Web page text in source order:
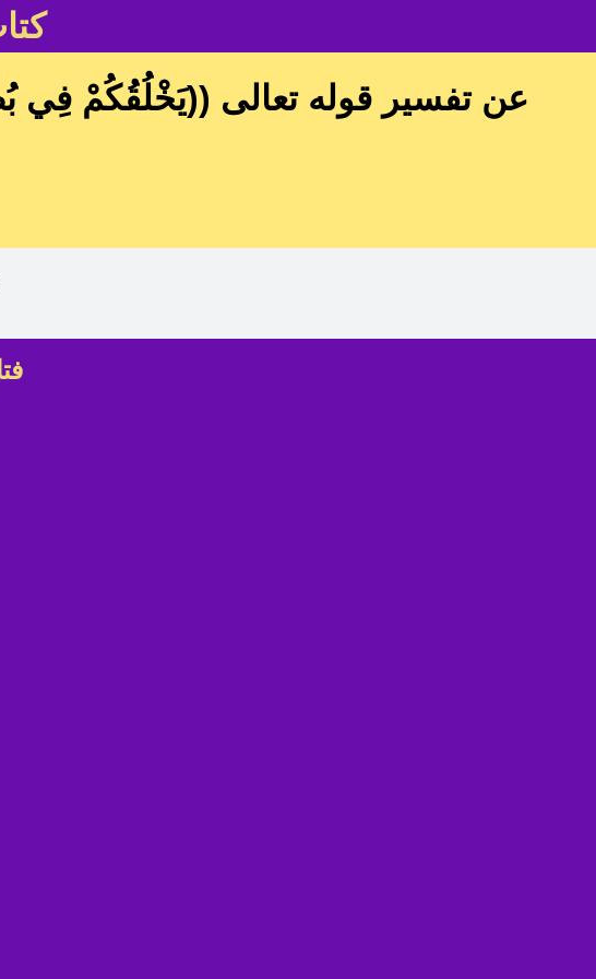
عن تفسير قوله تعالى ((يَخْلُقُكُمْ